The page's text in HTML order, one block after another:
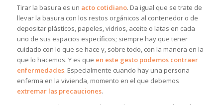
Tirar la basura es un acto cotidiano. Da igual que se trate de
llevar la basura con los restos orgánicos al contenedor o de
depositar plásticos, papeles, vidrios, aceite o latas en cada
uno de sus espacios específicos; siempre hay que tener
cuidado con lo que se hace y, sobre todo, con la manera en la
que lo hacemos. Y es que en este gesto podemos contraer
enfermedades. Especialmente cuando hay una persona
enferma en la vivienda, momento en el que debemos
extremar las precauciones.